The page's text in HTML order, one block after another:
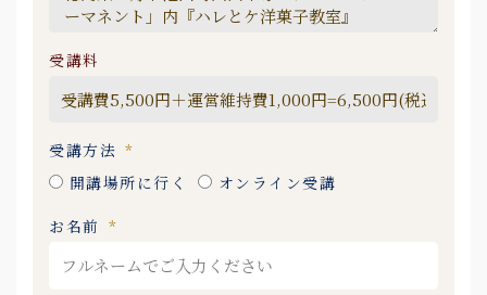
受講料
受講方法
開講場所に行く
オンライン受講
お名前